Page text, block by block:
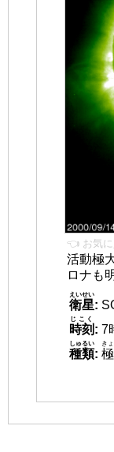
👈 お気に
活動極
ロナも
衛星
えいせい
:
時刻
じこく
: 7
種類
しゅるい
:
き